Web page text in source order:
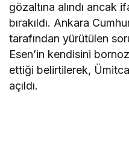
gözaltına alındı ancak
bırakıldı. Ankara
tarafından yürütülen
Esen’in kendisini
ettiği belirtilerek,
açıldı.